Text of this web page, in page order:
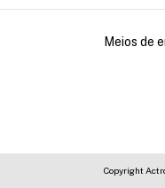
Meios de
Copyright